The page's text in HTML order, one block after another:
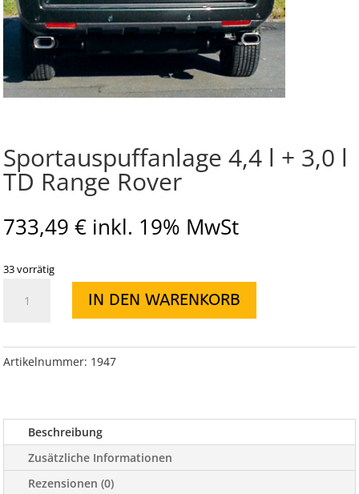
Sportauspuffanlage 4,4 l + 3,0 l
TD Range Rover
733,49 € inkl. 19% MwSt
33 vorrätig
Sportauspuffanlage
3,0
Range
Rover
Menge
IN DEN WARENKORB
Artikelnummer: 1947
Beschreibung
Zusätzliche Informationen
Rezensionen (0)